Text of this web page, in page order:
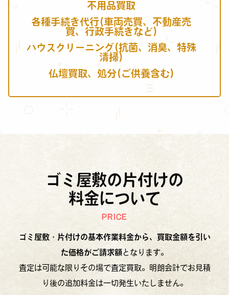
不用品買取
各種手続き代行(車両売買、不動産売
買、行政手続きなど)
ハウスクリーニング(抗菌、消臭、特殊
清掃)
仏壇買取、処分(ご供養含む)
ゴミ屋敷の片付けの
料金について
PRICE
ゴミ屋敷・片付けの基本作業料金から、買取金額を引い
た価格がご請求額となります。
査定は可能な限りその場で査定買取。明朗会計でお見積
り後の追加料金は一切発生いたしません。